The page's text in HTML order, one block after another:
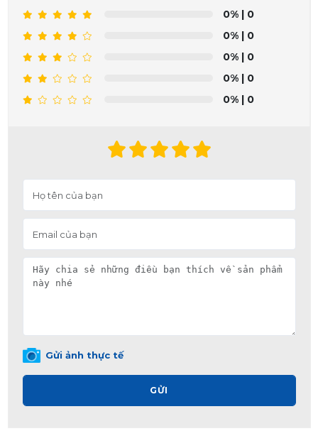
0% | 0
0% | 0
0% | 0
0% | 0
0% | 0
Gửi ảnh thực tế
GỬI